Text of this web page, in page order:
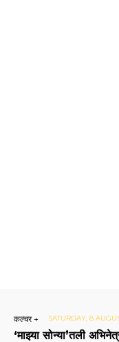
कल्चर + SATURDAY, 8
‘माझ्या सोन्या’तली